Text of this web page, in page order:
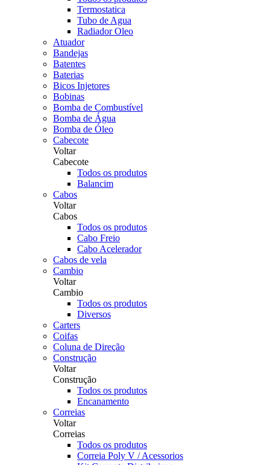
Termostatica
Tubo de Agua
Radiador Oleo
Atuador
Bandejas
Batentes
Baterias
Bicos Injetores
Bobinas
Bomba de Combustível
Bomba de Água
Bomba de Óleo
Cabecote
Voltar
Cabecote
Todos os produtos
Balancim
Cabos
Voltar
Cabos
Todos os produtos
Cabo Freio
Cabo Acelerador
Cabos de vela
Cambio
Voltar
Cambio
Todos os produtos
Diversos
Carters
Coifas
Coluna de Direção
Construção
Voltar
Construção
Todos os produtos
Encanamento
Correias
Voltar
Correias
Todos os produtos
Correia Poly V / Acessorios